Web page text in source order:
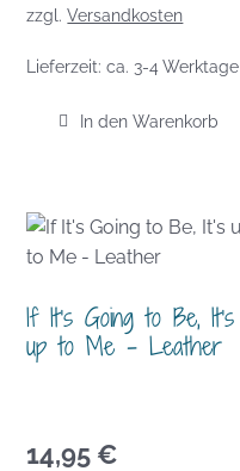
zzgl.Versandkosten
Lieferzeit:ca. 3-4 Werktage
In den Warenkorb
If It’s Going to Be, It’s
up to Me – Leather
14,95 €